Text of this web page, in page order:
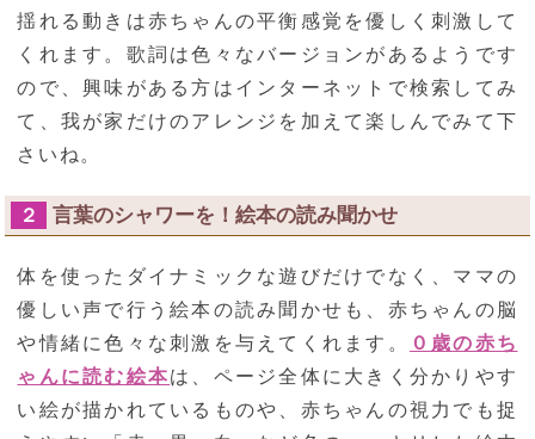
揺れる動きは赤ちゃんの平衡感覚を優しく刺激して
くれます。歌詞は色々なバージョンがあるようです
ので、興味がある方はインターネットで検索してみ
て、我が家だけのアレンジを加えて楽しんでみて下
さいね。
２ 言葉のシャワーを！絵本の読み聞かせ
体を使ったダイナミックな遊びだけでなく、ママの
優しい声で行う絵本の読み聞かせも、赤ちゃんの脳
や情緒に色々な刺激を与えてくれます。
０歳の赤ち
ゃんに読む絵本は、ページ全体に大きく分かりやす
い絵が描かれているものや、赤ちゃんの視力でも捉